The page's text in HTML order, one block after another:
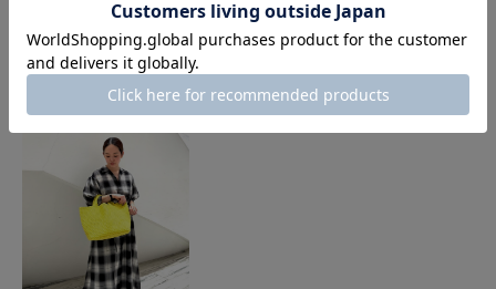
このアイテムを使用したスタイリング